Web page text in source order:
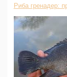
Риба гренадер: